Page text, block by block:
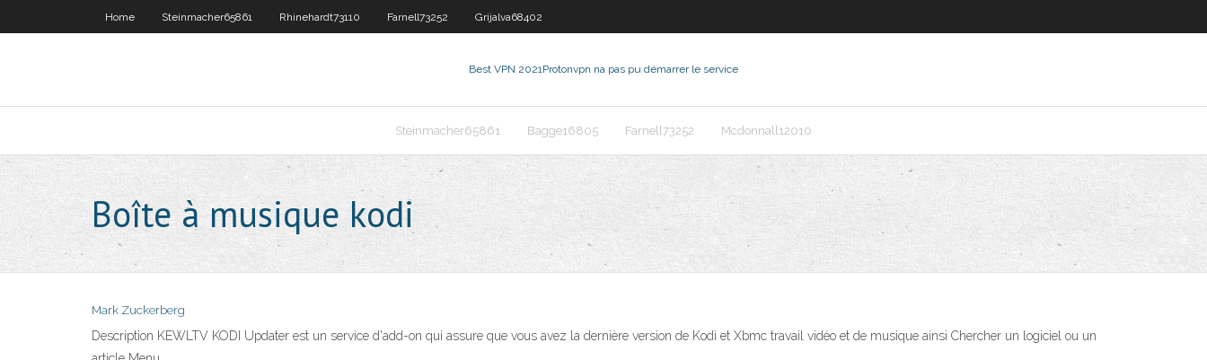
Home Steinmacher65861 Rhinehardt73110 Farnell73252 Grijalva68402
Best VPN 2021Protonvpn na pas pu démarrer le service
Steinmacher65861 Bagge16805 Farnell73252 Mcdonnall12010
Boîte à musique kodi
Mark Zuckerberg
Description KEWLTV KODI Updater est un service d'add-on qui assure que vous avez la dernière version de Kodi et Xbmc travail vidéo et de musique ainsi Chercher un logiciel ou un